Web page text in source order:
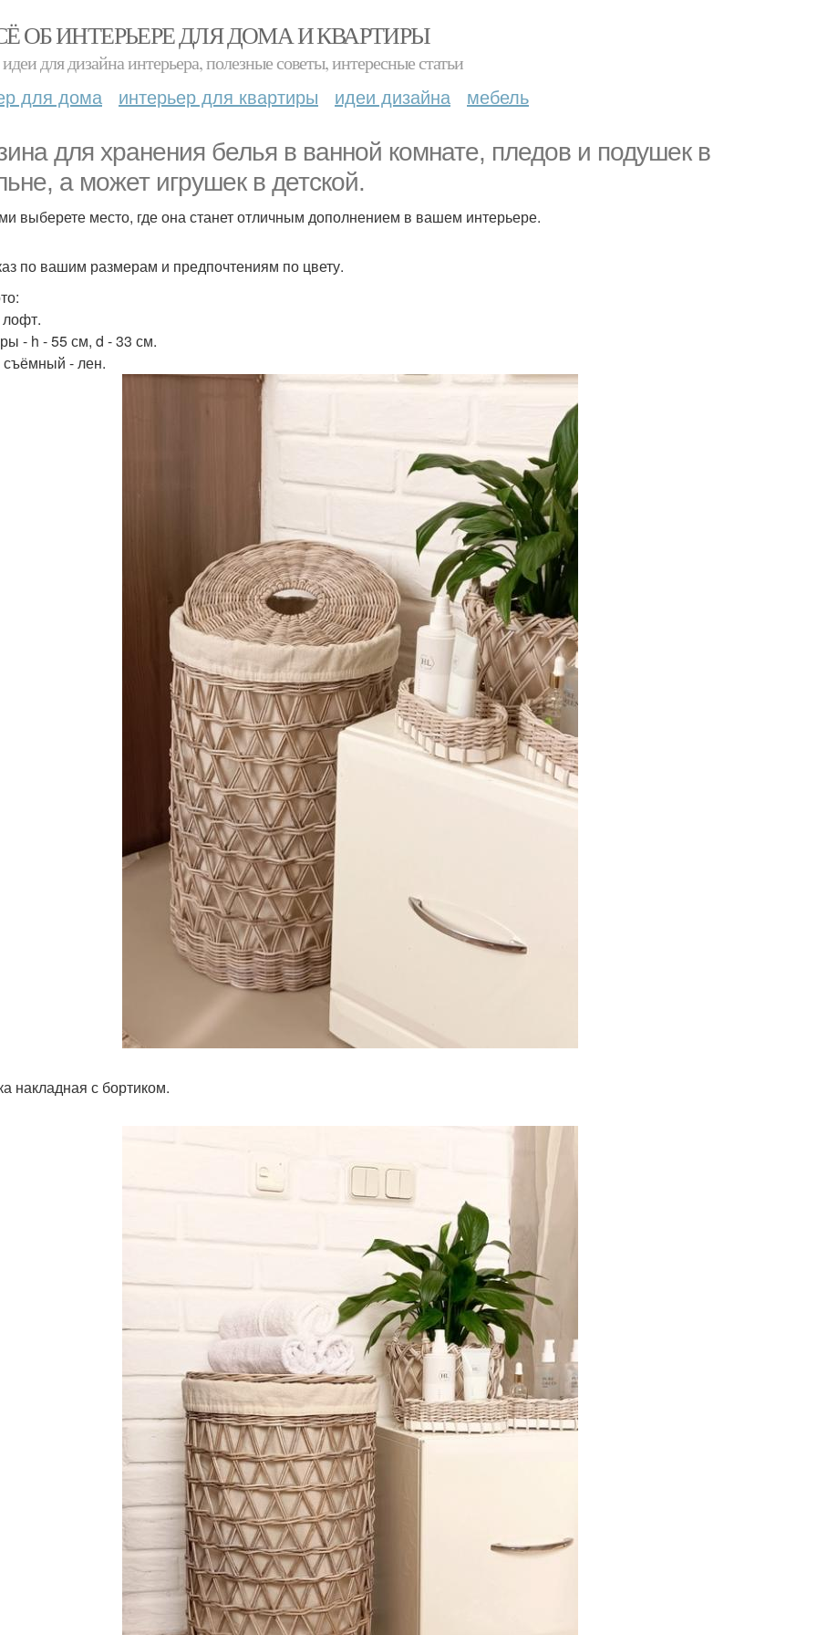
ОБ ИНТЕРЬЕРЕ ДЛЯ ДОМА И КВАРТИРЫ
для дизайна интерьера, полезные советы, интересные статьи
для дома интерьер для квартиры идеи дизайна мебель
для хранения белья в ванной комнате, пледов и подушек в
а может игрушек в детской.
выберете место, где она станет отличным дополнением в вашем интерьере.
по вашим размерам и предпочтениям по цвету.
- h - 55 см, d - 33 см.
съёмный - лен.
накладная с бортиком.